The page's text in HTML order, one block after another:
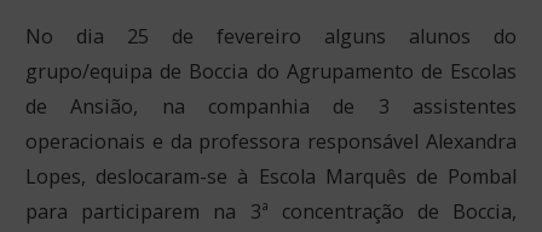
No dia 25 de fevereiro alguns alunos do
grupo/equipa de Boccia do Agrupamento de Escolas
de Ansião, na companhia de 3 assistentes
operacionais e da professora responsável Alexandra
Lopes, deslocaram-se à Escola Marquês de Pombal
para participarem na 3ª concentração de Boccia,